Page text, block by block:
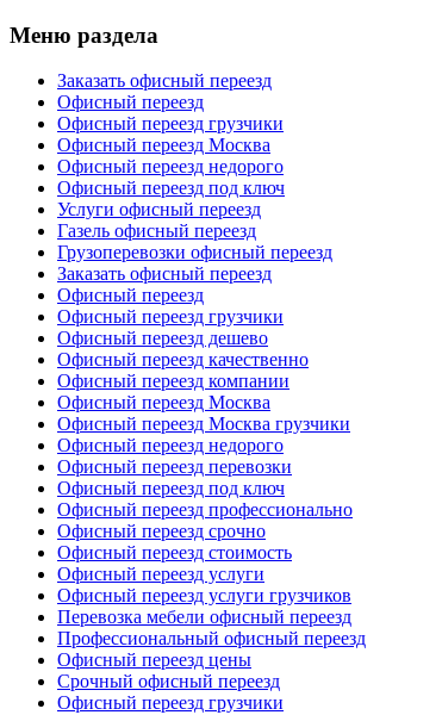
Меню раздела
Заказать офисный переезд
Офисный переезд
Офисный переезд грузчики
Офисный переезд Москва
Офисный переезд недорого
Офисный переезд под ключ
Услуги офисный переезд
Газель офисный переезд
Грузоперевозки офисный переезд
Заказать офисный переезд
Офисный переезд
Офисный переезд грузчики
Офисный переезд дешево
Офисный переезд качественно
Офисный переезд компании
Офисный переезд Москва
Офисный переезд Москва грузчики
Офисный переезд недорого
Офисный переезд перевозки
Офисный переезд под ключ
Офисный переезд профессионально
Офисный переезд срочно
Офисный переезд стоимость
Офисный переезд услуги
Офисный переезд услуги грузчиков
Перевозка мебели офисный переезд
Профессиональный офисный переезд
Офисный переезд цены
Срочный офисный переезд
Офисный переезд грузчики